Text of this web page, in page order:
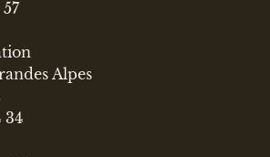
Alpes
34